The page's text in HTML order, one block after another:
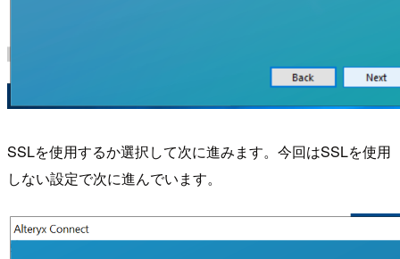
SSLを使用するか選択して次に進みます。今回はSSLを使用
しない設定で次に進んでいます。